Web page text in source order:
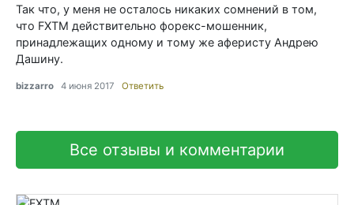
Так что, у меня не осталось никаких сомнений в том,
что FXTM действительно форекс-мошенник,
принадлежащих одному и тому же аферисту Андрею
Дашину.
bizzarro 4 июня 2017 Ответить
Все отзывы и комментарии